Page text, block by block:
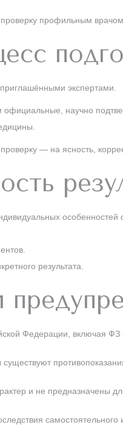
профильным
экспертами.
научно
— на ясность,
результата.
Федерации, включая
и не предназначены